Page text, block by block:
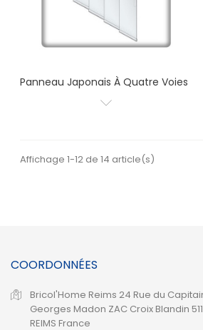
Panneau Japonais À Quatre Voies
Affichage 1-12 de 14 article(s)
COORDONNÉES
Bricol'Home Reims 24 Rue du
Georges Madon ZAC Croix Blandin
REIMS France